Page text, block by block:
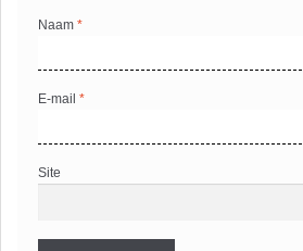
Naam*
E-mail*
Site